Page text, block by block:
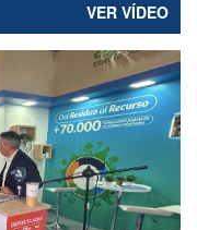
VER VÍDEO